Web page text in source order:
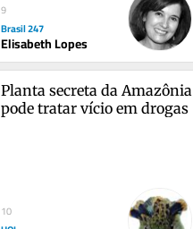
9
Brasil 247
Elisabeth Lopes
Planta secreta da Amazônia
pode tratar vício em drogas
10